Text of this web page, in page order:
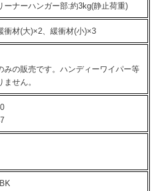
ーナーハンガー部:約3kg(静止荷重)
衝材(大)×2、緩衝材(小)×3
の販売です。ハンディーワイパー等
せん。